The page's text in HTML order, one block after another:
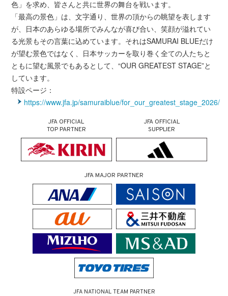
色」を求め、皆さんと共に世界の舞台を戦います。
「最高の景色」は、文字通り、世界の頂からの眺望を表します
が、日本のあらゆる場所でみんなが喜び合い、笑顔が溢れてい
る光景もその言葉に込めています。それはSAMURAI BLUEだけ
が望む景色ではなく、日本サッカーを取り巻く全ての人たちと
ともに望む風景でもあるとして、“OUR GREATEST STAGE”と
しています。
特設ページ：
https://www.jfa.jp/samuraiblue/for_our_greatest_stage_2026/
JFA OFFICIAL
TOP PARTNER
JFA OFFICIAL
SUPPLIER
JFA MAJOR PARTNER
JFA NATIONAL TEAM PARTNER